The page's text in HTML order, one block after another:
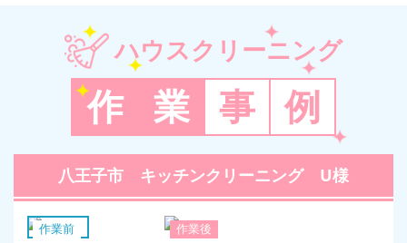
ハウスクリーニング
作 業 事 例
八王子市 キッチンクリーニング U様
作業前 作業後
キッチン